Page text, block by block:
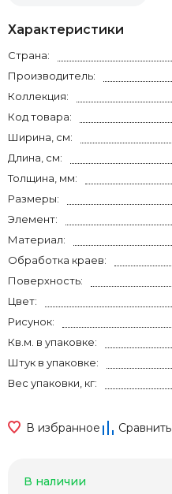
Характеристики
Страна:
Производитель:
Коллекция:
Код товара:
Ширина, см:
Длина, см:
Толщина, мм:
Размеры:
Элемент:
Материал:
Обработка краев:
Поверхность:
Цвет:
Рисунок:
Кв.м. в упаковке:
Штук в упаковке:
Вес упаковки, кг:
В избранное Сравнить
В наличии